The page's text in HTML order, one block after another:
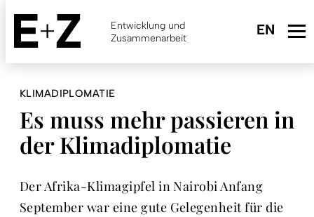
Skip
main
content
Entwicklung und
Zusammenarbeit
KLIMADIPLOMATIE
Es muss mehr passieren in
der Klimadiplomatie
Der Afrika-Klimagipfel in Nairobi Anfang
September war eine gute Gelegenheit für die